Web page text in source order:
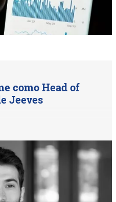
como Head of
Jeeves